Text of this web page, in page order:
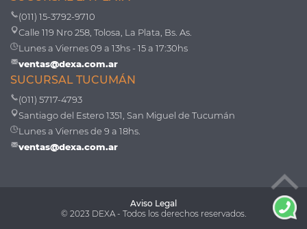
(011) 15-3792-9710
Calle 119 Nro 258, Tolosa, La Plata, Bs. As.
Lunes a Viernes 09 a 13hs - 15 a 17:30hs
ventas@dexa.com.ar
SUCURSAL TUCUMÁN
(011) 5717-4793
Santiago del Estero 1351, San Miguel de Tucumán
Lunes a Viernes de 9 a 18hs.
ventas@dexa.com.ar
Aviso Legal
© 2023 DEXA - Todos los derechos reservados.